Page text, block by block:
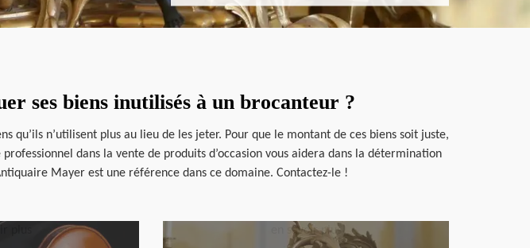
ses biens inutilisés à un brocanteur ?
qu’ils n’utilisent plus au lieu de les jeter. Pour que le montant de ces biens soit juste,
dans la vente de produits d’occasion vous aidera dans la détermination
Mayer est une référence dans ce domaine. Contactez-le !
plus en savoir plus